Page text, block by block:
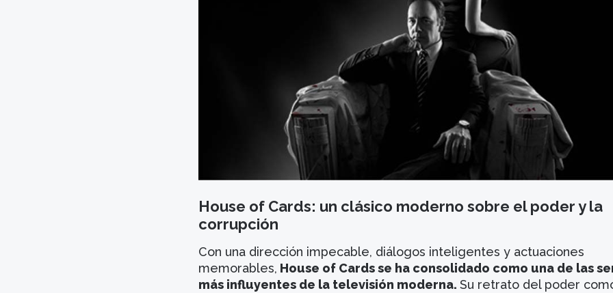
House of Cards: un clásico moderno sobre el poder y la
corrupción
Con una dirección impecable, diálogos inteligentes y actuaciones
memorables, House of Cards se ha consolidado como una de las
más influyentes de la televisión moderna. Su retrato del poder